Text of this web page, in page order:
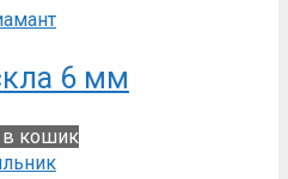
6 мм
в кошик